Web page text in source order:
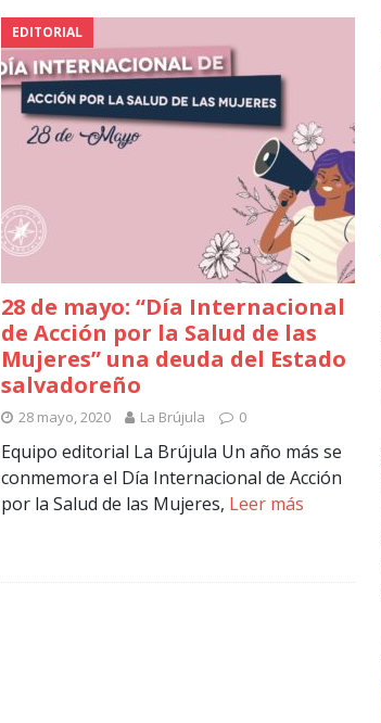
EDITORIAL
28 de mayo: “Día Internacional
de Acción por la Salud de las
Mujeres” una deuda del Estado
salvadoreño
28 mayo, 2020 La Brújula 0
Equipo editorial La Brújula Un año más se
conmemora el Día Internacional de Acción
por la Salud de las Mujeres, Leer más